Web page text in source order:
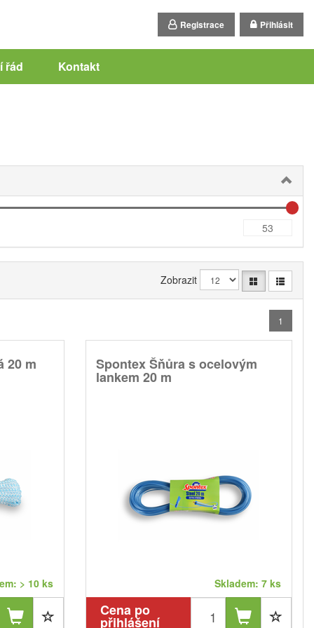
Registrace Přihlásit
řád Kontakt
Zobrazit
1
20 m
> 10 ks
Spontex Šňůra s ocelovým
lankem 20 m
Skladem: 7 ks
Cena po
přihlášení